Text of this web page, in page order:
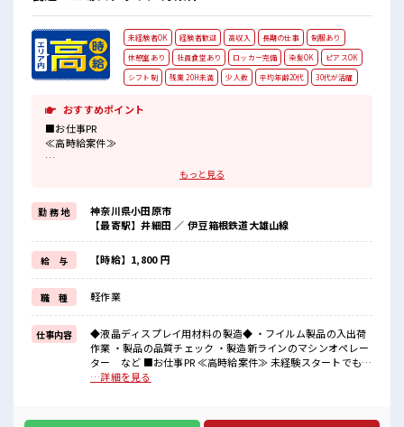
未経験者OK 経験者歓迎 高収入 長期の仕事
制服あり
休憩室あり
社員食堂あり ロッカー完備 染髪OK
ピアスOK
シフト制
残業 20H未満 少人数 平均年齢20代 30代が活躍
おすすめポイント
■お仕事PR
≪高時給案件≫
未経験スタートでも時給1800円～スタート！
残業は月20時間未満でほどよく稼げます♪
≪髪色自由で自分らしく働く≫
明るすぎたり奇抜でなければ基本的に自由！
≪未経験の方も大カンゲイ≫
新しいことにチャレンジするのは不安だけど、
しっかり働く環境が整っています！
イチからスキルUP・ステップUP目指していきましょう！！
■職場の雰囲気
『少人数』だからコミュニケーションも取りやすい！
高収入もバッチリ目指せますよ★
もっと見る
勤 務 地
神奈川県小田原市
【最寄駅】井細田 ／ 伊豆箱根鉄道大雄山線
給 与 【時給】1,800 円
職 種 軽作業
仕事内容
◆液晶ディスプレイ用材料の製造◆ ・フイルム製品の入出荷
作業 ・製品の品質チェック ・製造新ラインのマシンオペレー
ター など ■お仕事PR ≪高時給案件≫ 未経験スタートでも時
給1800円～スタート！ ≪適度な残業でお給料UP≫ 残業は月
方も大カンゲイ≫ 新しいことにチャレンジするのは不安だけ
…詳細を見る